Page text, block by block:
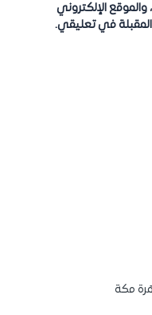
الإلكتروني
في تعليقي.
مكة